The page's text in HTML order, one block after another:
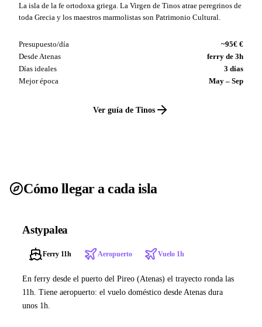
La isla de la fe ortodoxa griega. La Virgen de Tinos atrae peregrinos de
toda Grecia y los maestros marmolistas son Patrimonio Cultural.
Presupuesto/día
~95€ €
Desde Atenas
ferry de 3h
Días ideales
3 días
Mejor época
May – Sep
Ver guía de Tinos
Cómo llegar a cada isla
Astypalea
Ferry 11h Aeropuerto Vuelo 1h
En ferry desde el puerto del Pireo (Atenas) el trayecto ronda las
11h. Tiene aeropuerto: el vuelo doméstico desde Atenas dura
unos 1h.